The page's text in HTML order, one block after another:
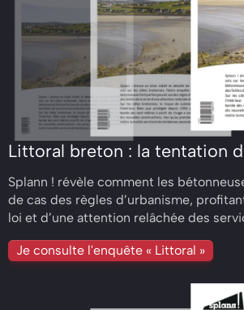
Littoral breton : la tentation
Splann ! révèle comment les
de cas des règles d’urbanisme,
loi et d’une attention relâchée des
Je consulte l'enquête « Littoral »